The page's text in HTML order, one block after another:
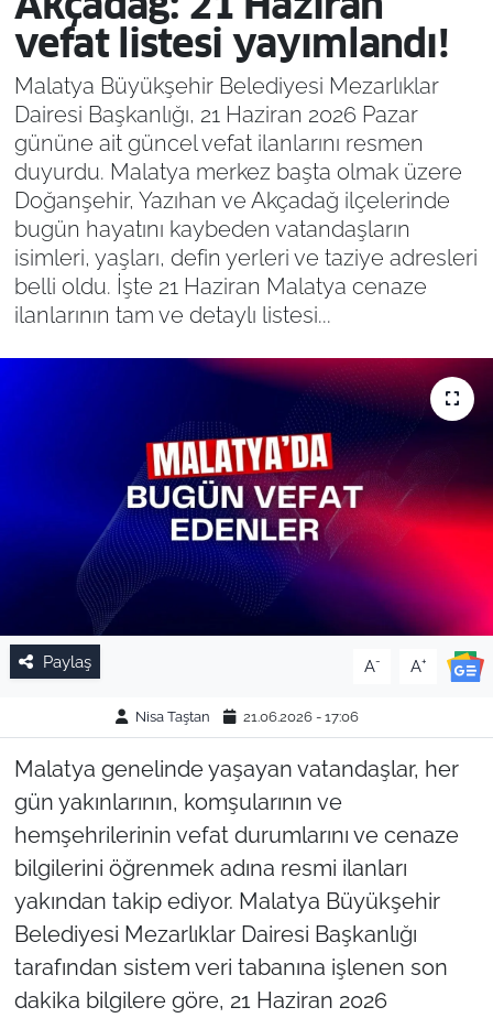
vefat listesi yayımlandı!
Malatya Büyükşehir Belediyesi Mezarlıklar
Dairesi Başkanlığı, 21 Haziran 2026 Pazar
gününe ait güncel vefat ilanlarını resmen
duyurdu. Malatya merkez başta olmak üzere
Doğanşehir, Yazıhan ve Akçadağ ilçelerinde
bugün hayatını kaybeden vatandaşların
isimleri, yaşları, defin yerleri ve taziye adresleri
belli oldu. İşte 21 Haziran Malatya cenaze
ilanlarının tam ve detaylı listesi...
Paylaş A- A+
Nisa Taştan 21.06.2026 - 17:06
Malatya genelinde yaşayan vatandaşlar, her
gün yakınlarının, komşularının ve
hemşehrilerinin vefat durumlarını ve cenaze
bilgilerini öğrenmek adına resmi ilanları
yakından takip ediyor. Malatya Büyükşehir
Belediyesi Mezarlıklar Dairesi Başkanlığı
tarafından sistem veri tabanına işlenen son
dakika bilgilere göre, 21 Haziran 2026